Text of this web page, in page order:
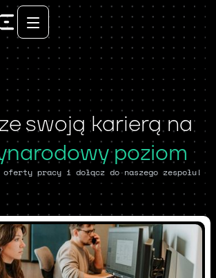
swoją karierą na
poziom
oferty pracy i dołącz do naszego zespołu!